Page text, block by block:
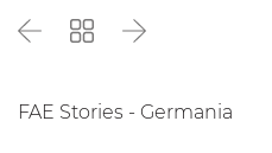
Precedente
Torna Successivo
FAE Stories - Germania